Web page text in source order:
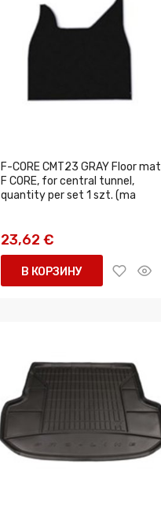
F-CORE CMT23 GRAY Floor mat
F CORE, for central tunnel,
quantity per set 1 szt. (ma
23,62 €
В КОРЗИНУ